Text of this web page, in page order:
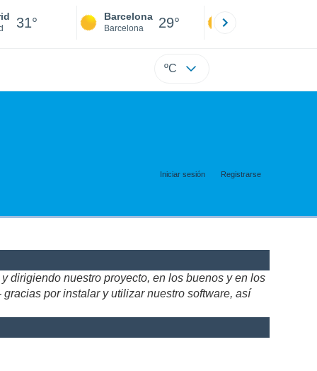
31° Barcelona
Barcelona 29°
ºC
Iniciar sesión Registrarse
dirigiendo nuestro proyecto, en los buenos y en los
por instalar y utilizar nuestro software, así